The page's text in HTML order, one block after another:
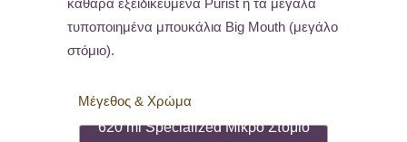
through
12,00 €
καθαρά εξειδικευμένα Purist ή τα μεγάλα
τυποποιημένα μπουκάλια Big Mouth (μεγάλο
στόμιο).
Μέγεθος & Χρώμα
620 ml Specialized Μικρό Στόμιο